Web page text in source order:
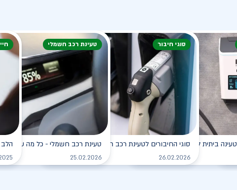
ביתית לרכב החשמלי
סוגי חיבור
סוגי החיבורים לטעינת רכב חשמלי
26.02.2026
טעינת רכב חשמלי
טעינת רכב חשמלי - כל מה שצריך
25.02.2026